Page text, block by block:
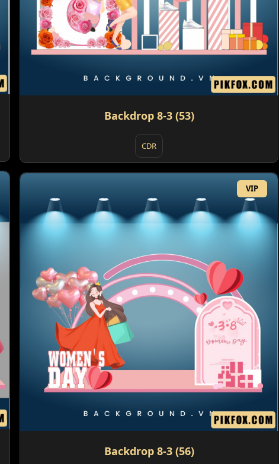
Backdrop 8-3 (53)
CDR
VIP
Backdrop 8-3 (56)